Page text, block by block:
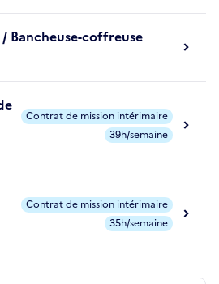
Bancheuse-coffreuse
Contrat de mission intérimaire
39h/semaine
Contrat de mission intérimaire
35h/semaine